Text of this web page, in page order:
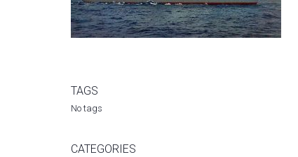
TAGS
No tags
CATEGORIES